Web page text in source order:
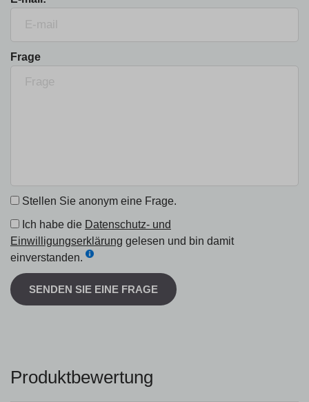
Frage
Stellen Sie anonym eine Frage.
Ich habe die Datenschutz- und
Einwilligungserklärung gelesen und bin damit
einverstanden.
SENDEN SIE EINE FRAGE
Produktbewertung